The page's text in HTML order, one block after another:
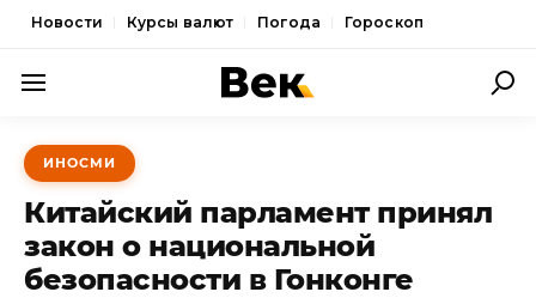
Новости Курсы валют Погода Гороскоп
ПОЛИТИКА
ЭКОНОМИКА
ОБЩЕСТВО
СПОРТ
ИНОСМИ
Китайский парламент принял
закон о национальной
безопасности в Гонконге